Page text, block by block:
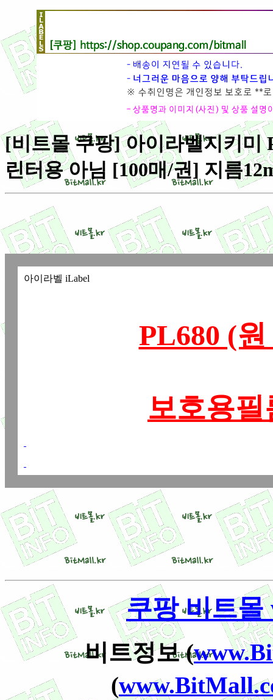
[비트몰 쿠팡] 아이라벨지키미
린터용 아님 [100매/권] 지름
아이라벨 iLabel
PL680 (
보호용
쿠팡 비트
비트정보 (
(